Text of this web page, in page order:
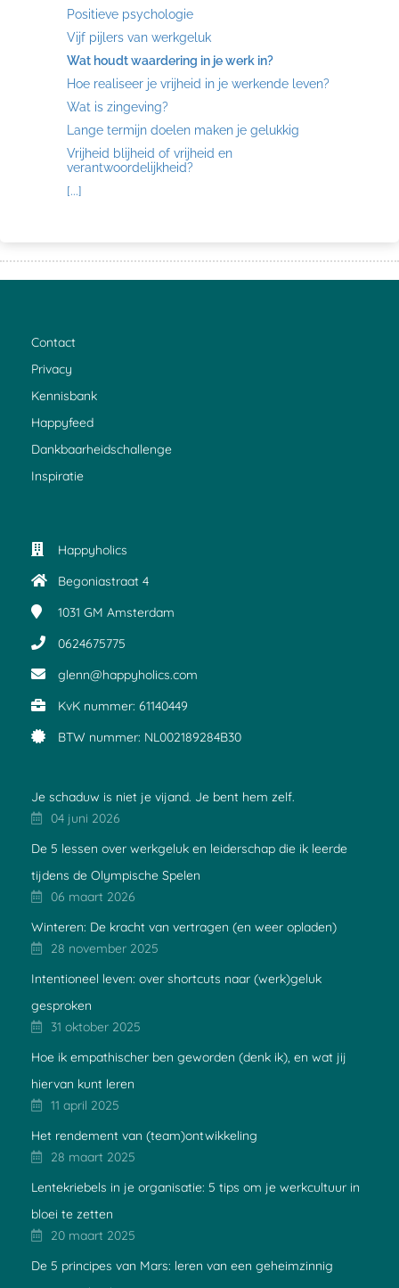
Positieve psychologie
Vijf pijlers van werkgeluk
Wat houdt waardering in je werk in?
Hoe realiseer je vrijheid in je werkende leven?
Wat is zingeving?
Lange termijn doelen maken je gelukkig
Vrijheid blijheid of vrijheid en
verantwoordelijkheid?
[...]
Contact
Privacy
Kennisbank
Happyfeed
Dankbaarheidschallenge
Inspiratie
Happyholics
Begoniastraat 4
1031 GM Amsterdam
0624675775
glenn@happyholics.com
KvK nummer: 61140449
BTW nummer: NL002189284B30
Je schaduw is niet je vijand. Je bent hem zelf.
04 juni 2026
De 5 lessen over werkgeluk en leiderschap die ik leerde
tijdens de Olympische Spelen
06 maart 2026
Winteren: De kracht van vertragen (en weer opladen)
28 november 2025
Intentioneel leven: over shortcuts naar (werk)geluk
gesproken
31 oktober 2025
Hoe ik empathischer ben geworden (denk ik), en wat jij
hiervan kunt leren
11 april 2025
Het rendement van (team)ontwikkeling
28 maart 2025
Lentekriebels in je organisatie: 5 tips om je werkcultuur in
bloei te zetten
20 maart 2025
De 5 principes van Mars: leren van een geheimzinnig